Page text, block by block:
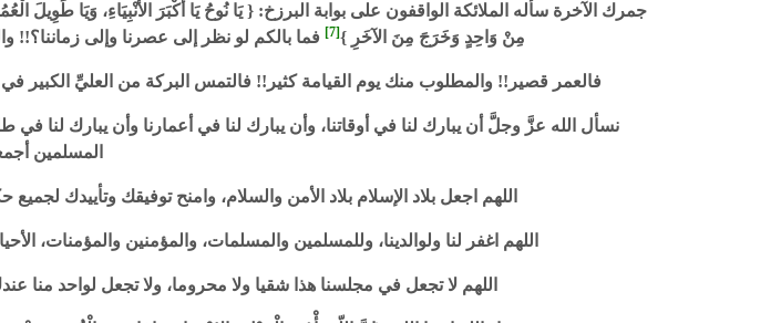
جمرك الآخرة سأله الملائكة الواقفون على بوابة البرزخ: { يَا نُوحُ يَا أَكْبَرَ الأَنْبِيَاءِ، وَيَا
مِنْ وَاحِدٍ وَخَرَجَ مِنَ الآخَرِ }[7] فما بالكم لو نظر إلى عصرنا وإلى زماننا؟!!
فالعمر قصير!! والمطلوب منك يوم القيامة كثير!! فالتمس البركة من العليِّ الكبير في
نسأل الله عزَّ وجلَّ أن يبارك لنا في أوقاتنا، وأن يبارك لنا في أعمارنا وأن يبارك لنا في
المسلمين
اللهم اجعل بلاد الإسلام بلاد الأمن والسلام، وامنح توفيقك وتأييدك
اللهم اغفر لنا ولوالدينا، وللمسلمين والمسلمات، والمؤمنين والمؤمنات،
اللهم لا تجعل في مجلسنا هذا شقيا ولا محروما، ولا تجعل لواحد منا